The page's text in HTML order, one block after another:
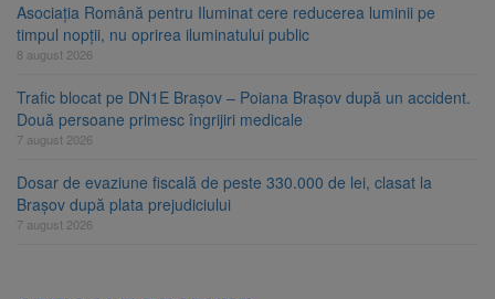
Asociația Română pentru Iluminat cere reducerea luminii pe
timpul nopții, nu oprirea iluminatului public
8 august 2026
Trafic blocat pe DN1E Brașov – Poiana Brașov după un accident.
Două persoane primesc îngrijiri medicale
7 august 2026
Dosar de evaziune fiscală de peste 330.000 de lei, clasat la
Brașov după plata prejudiciului
7 august 2026